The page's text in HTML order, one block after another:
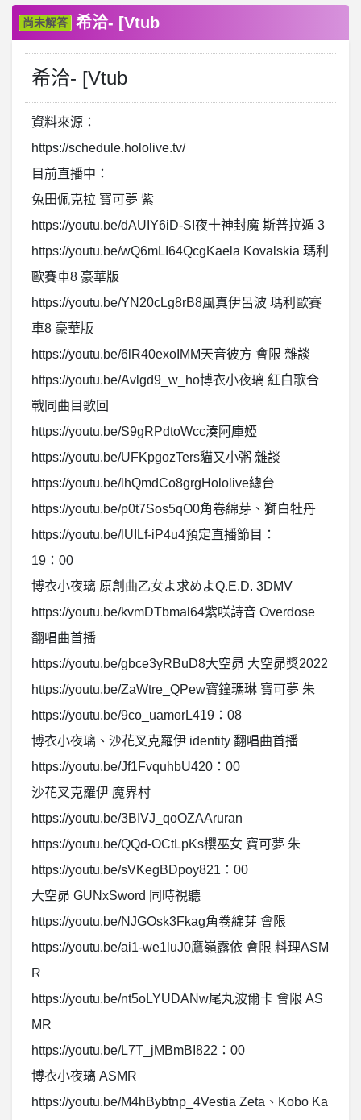
尚未解答 希洽- [Vtub
希洽- [Vtub
資料來源：
https://schedule.hololive.tv/
目前直播中：
兔田佩克拉 寶可夢 紫
https://youtu.be/dAUIY6iD-SI夜十神封魔 斯普拉遁 3
https://youtu.be/wQ6mLI64QcgKaela Kovalskia 瑪利
歐賽車8 豪華版
https://youtu.be/YN20cLg8rB8風真伊呂波 瑪利歐賽
車8 豪華版
https://youtu.be/6lR40exoIMM天音彼方 會限 雜談
https://youtu.be/Avlgd9_w_ho博衣小夜璃 紅白歌合
戰同曲目歌回
https://youtu.be/S9gRPdtoWcc湊阿庫婭
https://youtu.be/UFKpgozTers貓又小粥 雜談
https://youtu.be/lhQmdCo8grgHololive總台
https://youtu.be/p0t7Sos5qO0角卷綿芽、獅白牡丹
https://youtu.be/lUILf-iP4u4預定直播節目：
19：00
博衣小夜璃 原創曲乙女よ求めよQ.E.D. 3DMV
https://youtu.be/kvmDTbmal64紫咲詩音 Overdose
翻唱曲首播
https://youtu.be/gbce3yRBuD8大空昴 大空昴獎2022
https://youtu.be/ZaWtre_QPew寶鐘瑪琳 寶可夢 朱
https://youtu.be/9co_uamorL419：08
博衣小夜璃、沙花叉克羅伊 identity 翻唱曲首播
https://youtu.be/Jf1FvquhbU420：00
沙花叉克羅伊 魔界村
https://youtu.be/3BIVJ_qoOZAAruran
https://youtu.be/QQd-OCtLpKs櫻巫女 寶可夢 朱
https://youtu.be/sVKegBDpoy821：00
大空昴 GUNxSword 同時視聽
https://youtu.be/NJGOsk3Fkag角卷綿芽 會限
https://youtu.be/ai1-we1luJ0鷹嶺露依 會限 料理ASM
R
https://youtu.be/nt5oLYUDANw尾丸波爾卡 會限 AS
MR
https://youtu.be/L7T_jMBmBI822：00
博衣小夜璃 ASMR
https://youtu.be/M4hBybtnp_4Vestia Zeta、Kobo Ka